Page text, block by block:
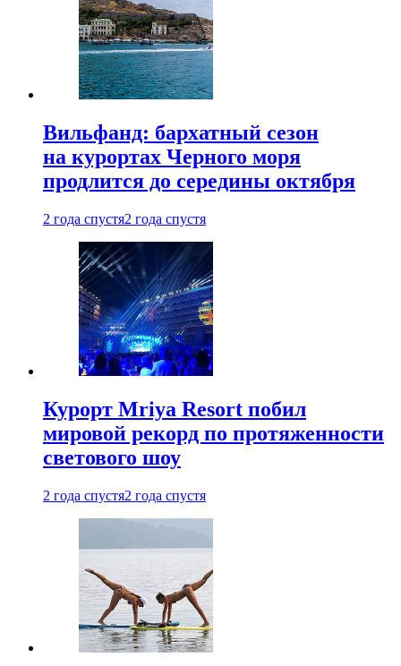
Вильфанд: бархатный сезон
на курортах Черного моря
продлится до середины октября
2 года спустя2 года спустя
Курорт Mriya Resort побил
мировой рекорд по протяженности
светового шоу
2 года спустя2 года спустя